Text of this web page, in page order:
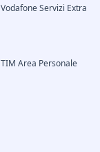
Vodafone Servizi Extra
TIM Area Personale